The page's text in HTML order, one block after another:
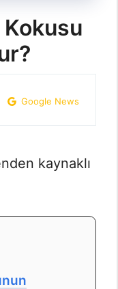
Kokusu
Google News
kaynaklı